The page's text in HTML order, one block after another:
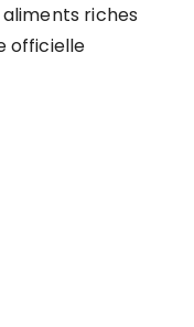
riches
officielle